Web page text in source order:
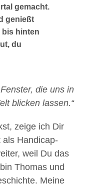
gemacht.
genießt
bis hinten
du
die uns in
blicken lassen.“
zeige ich Dir
als Handicap-
weil Du das
Thomas und
Meine